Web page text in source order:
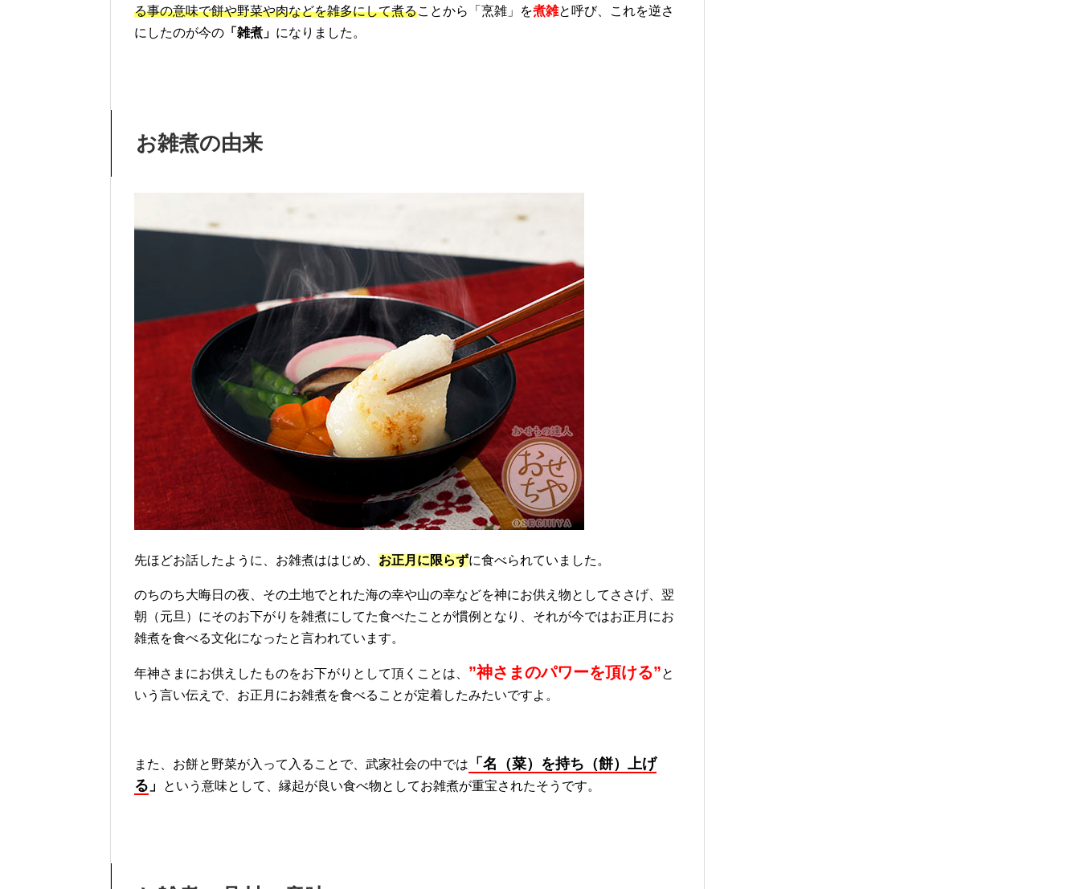
る事の意味で餅や野菜や肉などを雑多にして煮ることから「烹雑」を煮雑と呼び、これを逆さ
にしたのが今の 「雑煮」 になりました。
お雑煮の由来
先ほどお話したように、お雑煮ははじめ、 お正月に限らずに食べられていました。
のちのち大晦日の夜、その土地でとれた海の幸や山の幸などを神にお供え物としてささげ、翌
朝（元旦）にそのお下がりを雑煮にしてた食べたことが慣例となり、それが今ではお正月にお
雑煮を食べる文化になったと言われています。
年神さまにお供えしたものをお下がりとして頂くことは、 ”神さまのパワーを頂ける”と
いう言い伝えで、お正月にお雑煮を食べることが定着したみたいですよ。
また、お餅と野菜が入って入ることで、武家社会の中では
「名（菜）を持ち（餅）上げ
る 」 という意味として、縁起が良い食べ物としてお雑煮が重宝されたそうです。